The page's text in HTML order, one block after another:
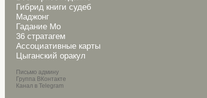
Гибрид книги судеб
Маджонг
Гадание Мо
36 стратагем
Ассоциативные карты
Цыганский оракул
Письмо админу
Группа ВКонтакте
Канал в Telegram